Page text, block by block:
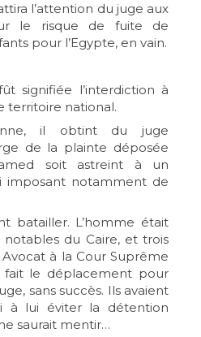
l’attention du juge aux
le risque de fuite de
pour l’Egypte, en vain.
signifiée l’interdiction à
territoire national.
il obtint du juge
de la plainte déposée
soit astreint à un
imposant notamment de
batailler. L’homme était
notables du Caire, et trois
à la Cour Suprême
fait le déplacement pour
sans succès. Ils avaient
à lui éviter la détention
saurait mentir…